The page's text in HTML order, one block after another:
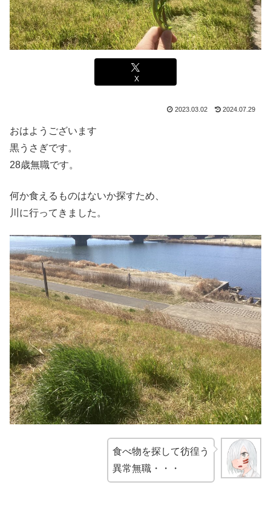
X
2023.03.02 2024.07.29
おはようございます
黒うさぎです。
28歳無職です。
何か食えるものはないか探すため、
川に行ってきました。
食べ物を探して彷徨う
異常無職・・・